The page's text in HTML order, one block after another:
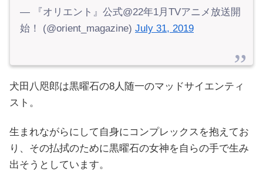
— 『オリエント』公式@22年1月TVアニメ放送開
始！ (@orient_magazine) July 31, 2019
犬田八咫郎は黒曜石の8人随一のマッドサイエンティ
スト。
生まれながらにして自身にコンプレックスを抱えてお
り、その払拭のために黒曜石の女神を自らの手で生み
出そうとしています。